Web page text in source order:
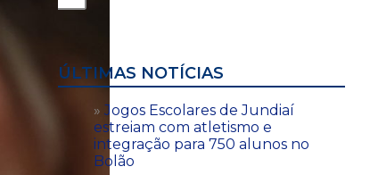
ÚLTIMAS NOTÍCIAS
Jogos Escolares de Jundiaí
estreiam com atletismo e
integração para 750 alunos no
Bolão